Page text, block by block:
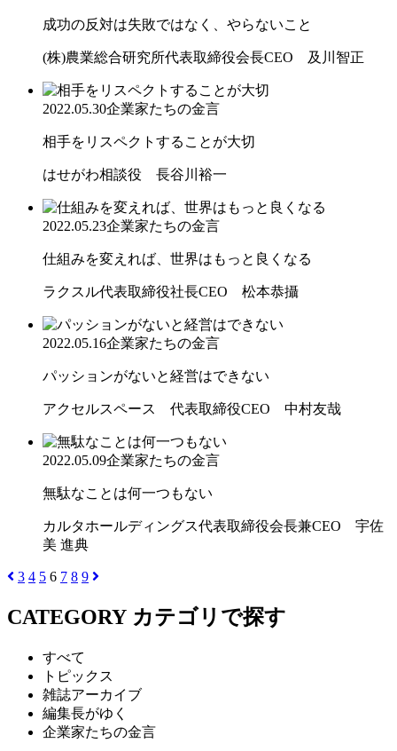
成功の反対は失敗ではなく、やらないこと
(株)農業総合研究所代表取締役会長CEO 及川智正
2022.05.30企業家たちの金言
相手をリスペクトすることが大切
はせがわ相談役 長谷川裕一
2022.05.23企業家たちの金言
仕組みを変えれば、世界はもっと良くなる
ラクスル代表取締役社長CEO 松本恭攝
2022.05.16企業家たちの金言
パッションがないと経営はできない
アクセルスペース 代表取締役CEO 中村友哉
2022.05.09企業家たちの金言
無駄なことは何一つもない
カルタホールディングス代表取締役会長兼CEO 宇佐
美 進典
3 4 5 6 7 8 9
CATEGORY カテゴリで探す
すべて
トピックス
雑誌アーカイブ
編集長がゆく
企業家たちの金言